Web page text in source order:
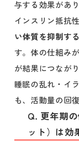
与する効果があ
インスリン抵抗
い体質を抑制す
す。体の仕組み
が結果につなが
睡眠の乱れ・イ
も、活動量の回
Q. 更年期
ット）は効